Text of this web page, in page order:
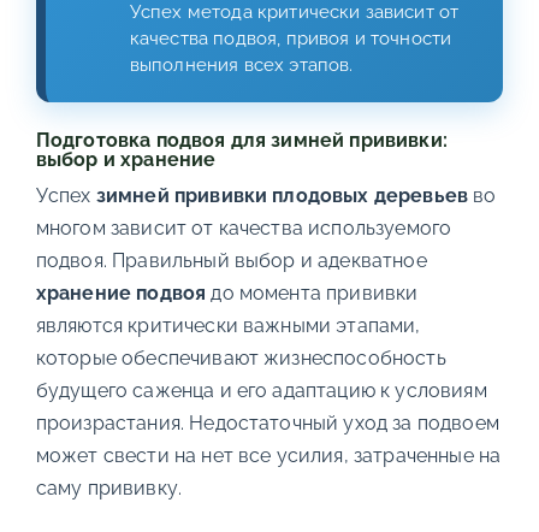
Успех метода критически зависит от
качества подвоя, привоя и точности
выполнения всех этапов.
Подготовка подвоя для зимней прививки:
выбор и хранение
Успех зимней прививки плодовых деревьев во
многом зависит от качества используемого
подвоя. Правильный выбор и адекватное
хранение подвоя до момента прививки
являются критически важными этапами,
которые обеспечивают жизнеспособность
будущего саженца и его адаптацию к условиям
произрастания. Недостаточный уход за подвоем
может свести на нет все усилия, затраченные на
саму прививку.